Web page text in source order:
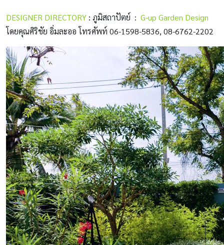
DESIGNER DIRECTORY : ภูมิสถาปัตย์ : G-up Garden Design
โดยคุณศิริชัย อิ่มละออ โทรศัพท์ 06-1598-5836, 08-6762-2202